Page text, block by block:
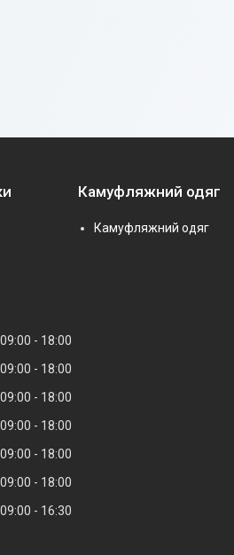
Камуфляжний одяг
Камуфляжний одяг
09:00
18:00
09:00
18:00
09:00
18:00
09:00
18:00
09:00
18:00
09:00
18:00
09:00 16:30